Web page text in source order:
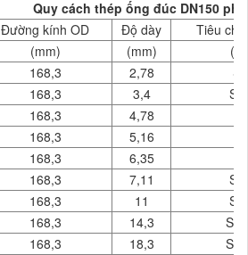
Quy cách thép ống đúc DN150 phi
Đường kính OD Độ dày
Tiêu
(mm) (mm)
(
168,3 2,78
168,3 3,4
168,3
4,78
168,3
5,16
168,3
6,35
168,3 7,11
168,3 11
168,3 14,3
168,3 18,3